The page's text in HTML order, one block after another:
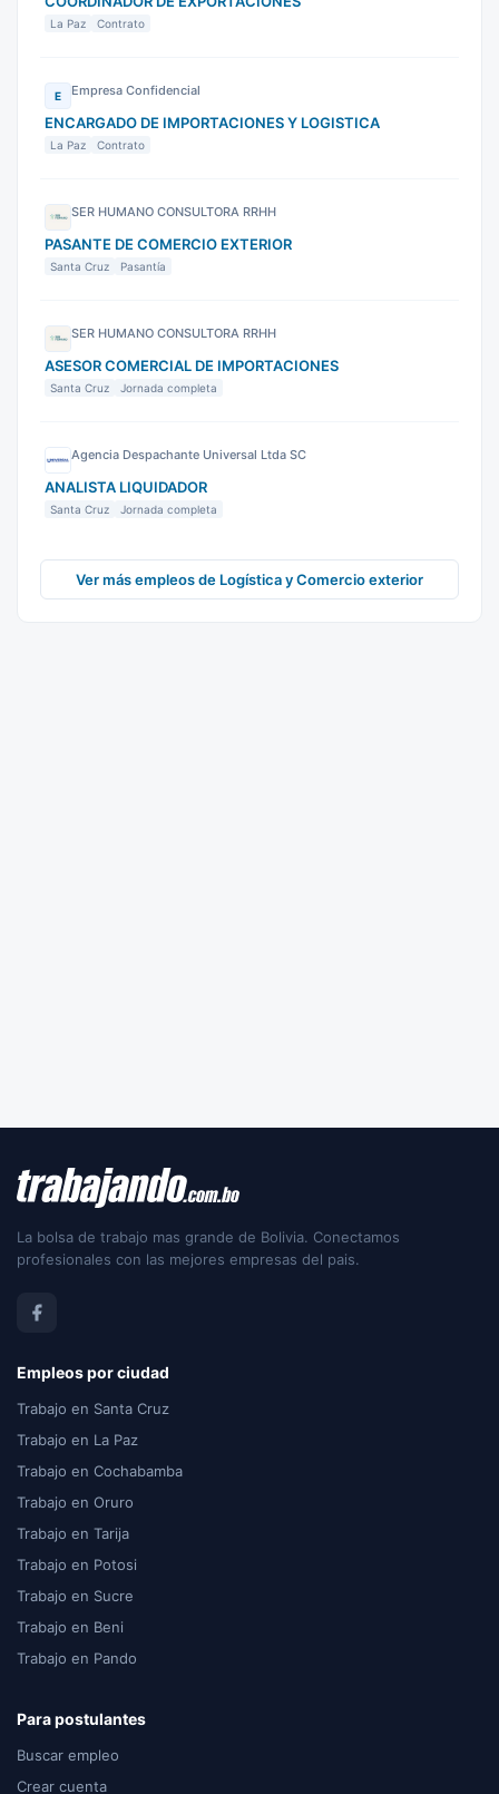
La Paz Contrato
E Empresa Confidencial
ENCARGADO DE IMPORTACIONES Y LOGISTICA
La Paz Contrato
SER HUMANO CONSULTORA RRHH
PASANTE DE COMERCIO EXTERIOR
Santa Cruz Pasantía
SER HUMANO CONSULTORA RRHH
ASESOR COMERCIAL DE IMPORTACIONES
Santa Cruz Jornada completa
Agencia Despachante Universal Ltda SC
ANALISTA LIQUIDADOR
Santa Cruz Jornada completa
Ver más empleos de Logística y Comercio exterior
La bolsa de trabajo mas grande de Bolivia. Conectamos
profesionales con las mejores empresas del pais.
Empleos por ciudad
Trabajo en Santa Cruz
Trabajo en La Paz
Trabajo en Cochabamba
Trabajo en Oruro
Trabajo en Tarija
Trabajo en Potosi
Trabajo en Sucre
Trabajo en Beni
Trabajo en Pando
Para postulantes
Buscar empleo
Crear cuenta